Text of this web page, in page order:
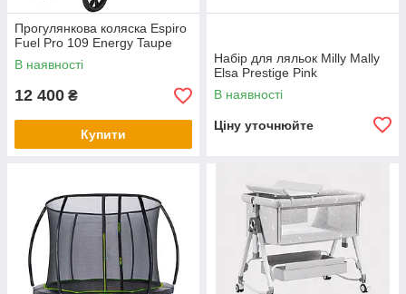
Прогулянкова коляска Espiro
Fuel Pro 109 Energy Taupe
В наявності
12 400 ₴
Купити
Набір для ляльок Milly Mally
Elsa Prestige Pink
В наявності
Ціну уточнюйте